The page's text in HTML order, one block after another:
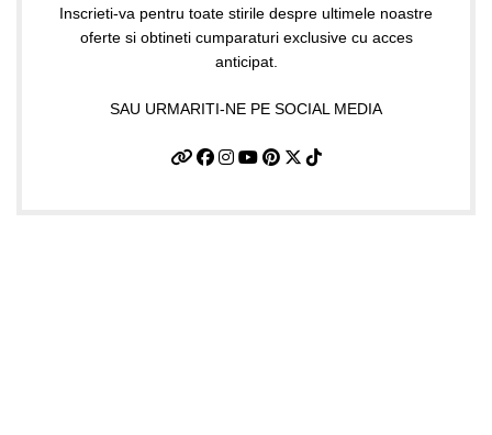
Inscrieti-va pentru toate stirile despre ultimele noastre
oferte si obtineti cumparaturi exclusive cu acces
anticipat.
SAU URMARITI-NE PE SOCIAL MEDIA